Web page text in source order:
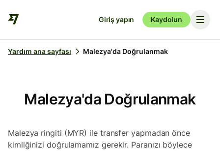
Giriş yapın Kaydolun
Yardım ana sayfası Malezya'da Doğrulanmak
Malezya'da Doğrulanmak
Malezya ringiti (MYR) ile transfer yapmadan önce
kimliğinizi doğrulamamız gerekir. Paranızı böylece